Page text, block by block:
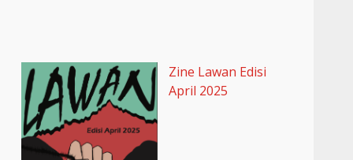
Zine Lawan Edisi
April 2025